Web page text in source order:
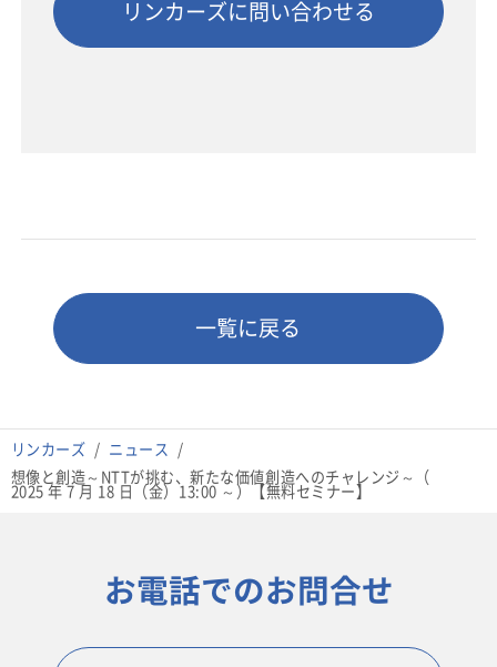
リンカーズ
ニュース
想像と創造～NTTが挑む、新たな価値創造へのチャレンジ～（
2025 年 7 月 18 日（金）13:00 ～）【無料セミナー】
リンカーズに問い合わせる
一覧に戻る
お電話でのお問合せ